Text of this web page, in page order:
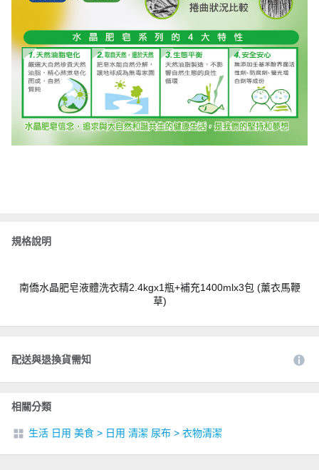
規格說明
南僑水晶肥皂液體洗衣精2.4kgx1瓶+補充1400mlx3包 (薰衣馬鞭
草)
配送與退換貨需知
相關分類
生活 日用 美食 > 日用 清潔 尿布 > 衣物清潔